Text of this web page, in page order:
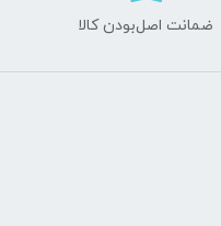
ضمانت اصل‌بودن کالا